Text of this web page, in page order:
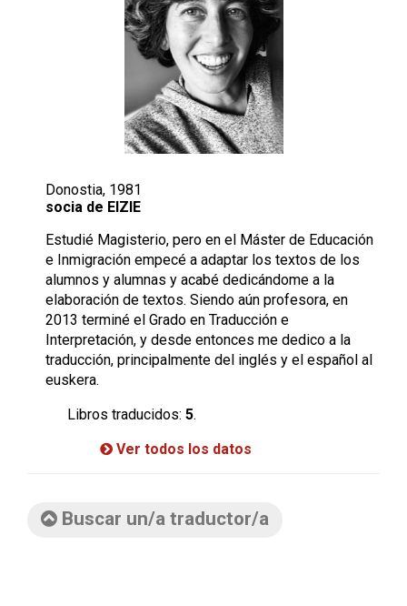
Donostia, 1981
socia de EIZIE
Estudié Magisterio, pero en el Máster de Educación
e Inmigración empecé a adaptar los textos de los
alumnos y alumnas y acabé dedicándome a la
elaboración de textos. Siendo aún profesora, en
2013 terminé el Grado en Traducción e
Interpretación, y desde entonces me dedico a la
traducción, principalmente del inglés y el español al
euskera.
Libros traducidos: 5.
Ver todos los datos
Buscar un/a traductor/a